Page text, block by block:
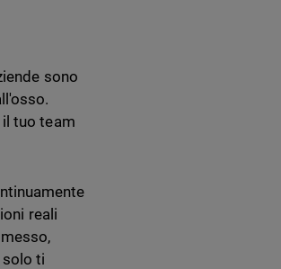
sono
tuo team
reali
solo ti